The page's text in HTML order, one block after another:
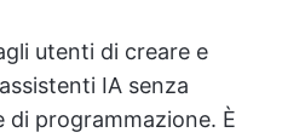
utenti di creare e
IA senza
programmazione. È